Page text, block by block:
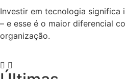
Investir em tecnologia significa
– e esse é o maior diferencial
organização.